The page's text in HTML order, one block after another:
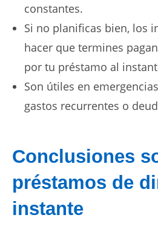
constantes.
Si no planificas bien, los
hacer que termines
por tu préstamo al
Son útiles en
gastos recurrentes o
Conclusiones
préstamos de
instante